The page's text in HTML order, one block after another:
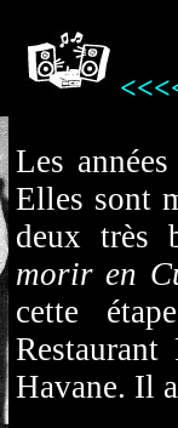
Les
Elles sont
deux très
morir en
cette
Havane. Il